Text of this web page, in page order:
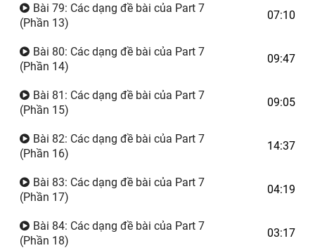
Bài 79: Các dạng đề bài của Part 7
(Phần 13)
07:10
Bài 80: Các dạng đề bài của Part 7
(Phần 14)
09:47
Bài 81: Các dạng đề bài của Part 7
(Phần 15)
09:05
Bài 82: Các dạng đề bài của Part 7
(Phần 16)
14:37
Bài 83: Các dạng đề bài của Part 7
(Phần 17)
04:19
Bài 84: Các dạng đề bài của Part 7
(Phần 18)
03:17